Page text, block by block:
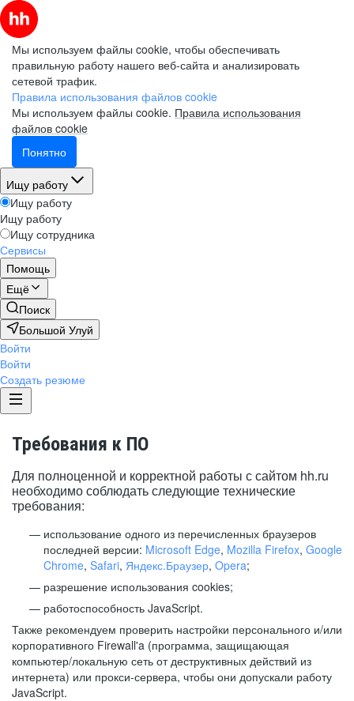
Мы используем файлы cookie, чтобы обеспечивать
правильную работу нашего веб-сайта и анализировать
сетевой трафик.
Правила использования файлов cookie
Мы используем файлы cookie. Правила использования
файлов cookie
Понятно
Ищу работу
Ищу работу
Ищу работу
Ищу сотрудника
Сервисы
Помощь
Ещё
Поиск
Большой Улуй
Войти
Войти
Создать резюме
Требования к ПО
Для полноценной и корректной работы с сайтом hh.ru
необходимо соблюдать следующие технические
требования:
использование одного из перечисленных браузеров
последней версии: Microsoft Edge, Mozilla Firefox, Google
Chrome, Safari, Яндекс.Браузер, Opera;
разрешение использования cookies;
работоспособность JavaScript.
Также рекомендуем проверить настройки персонального и/или
корпоративного Firewall'a (программа, защищающая
компьютер/локальную сеть от деструктивных действий из
интернета) или прокси-сервера, чтобы они допускали работу
JavaScript.